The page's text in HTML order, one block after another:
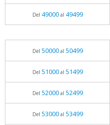
Del 49000al 49499
Del 50000al 50499
Del 51000al 51499
Del 52000al 52499
Del 53000al 53499